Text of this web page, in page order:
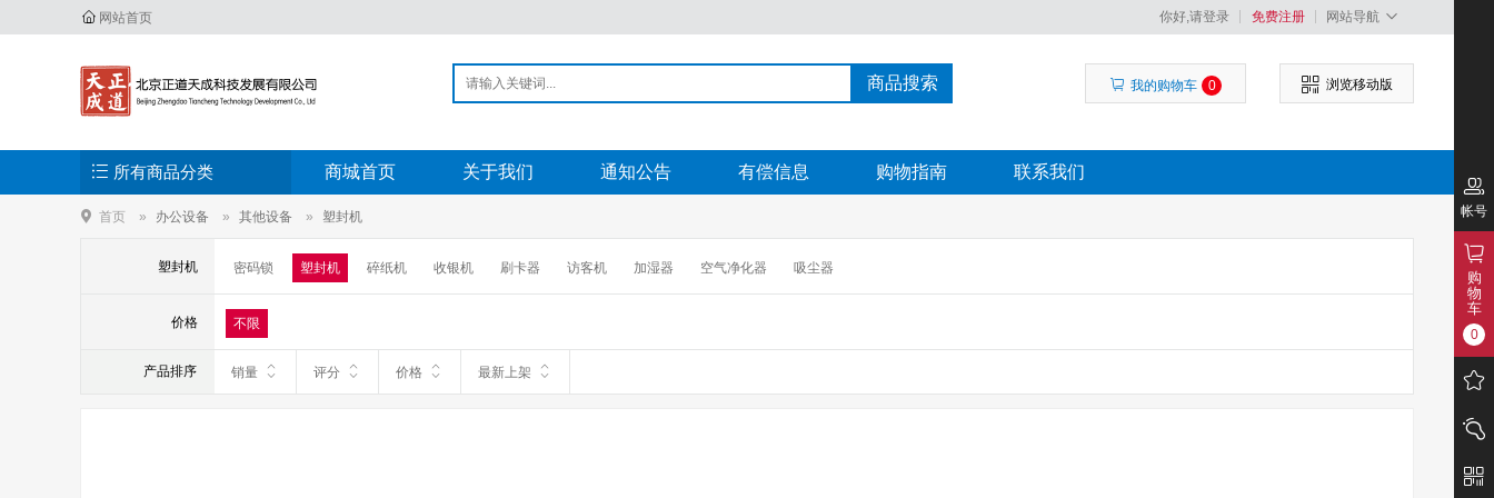
网站首页 你好,请登录 免费注册 网站导航
商品搜索 我的购物车 0 浏览移动版
所有商品分类 商城首页 关于我们 通知公告 有偿信息 购物指南 联系我们
首页 办公设备 其他设备 塑封机
塑封机 密码锁 塑封机 碎纸机 收银机 刷卡器 访客机 加湿器 空气净化器 吸尘器
价格 不限
产品排序 销量 评分 价格 最新上架
帐号
购
物
车
0